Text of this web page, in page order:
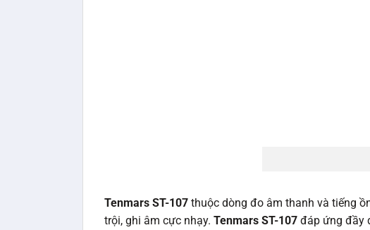
Tenmars ST-107 thuộc dòng đo âm thanh và tiếng
trội, ghi âm cực nhạy. Tenmars ST-107 đáp ứng đầy